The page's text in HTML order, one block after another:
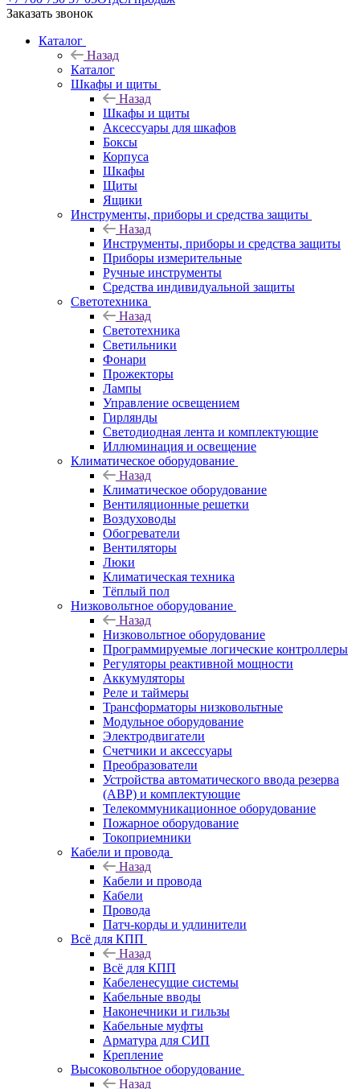
Заказать звонок
Каталог
Назад
Каталог
Шкафы и щиты
Назад
Шкафы и щиты
Аксессуары для шкафов
Боксы
Корпуса
Шкафы
Щиты
Ящики
Инструменты, приборы и средства защиты
Назад
Инструменты, приборы и средства защиты
Приборы измерительные
Ручные инструменты
Средства индивидуальной защиты
Светотехника
Назад
Светотехника
Светильники
Фонари
Прожекторы
Лампы
Управление освещением
Гирлянды
Светодиодная лента и комплектующие
Иллюминация и освещение
Климатическое оборудование
Назад
Климатическое оборудование
Вентиляционные решетки
Воздуховоды
Обогреватели
Вентиляторы
Люки
Климатическая техника
Тёплый пол
Низковольтное оборудование
Назад
Низковольтное оборудование
Программируемые логические контроллеры
Регуляторы реактивной мощности
Аккумуляторы
Реле и таймеры
Трансформаторы низковольтные
Модульное оборудование
Электродвигатели
Счетчики и аксессуары
Преобразователи
Устройства автоматического ввода резерва
(АВР) и комплектующие
Телекоммуникационное оборудование
Пожарное оборудование
Токоприемники
Кабели и провода
Назад
Кабели и провода
Кабели
Провода
Патч-корды и удлинители
Всё для КПП
Назад
Всё для КПП
Кабеленесущие системы
Кабельные вводы
Наконечники и гильзы
Кабельные муфты
Арматура для СИП
Крепление
Высоковольтное оборудование
Назад